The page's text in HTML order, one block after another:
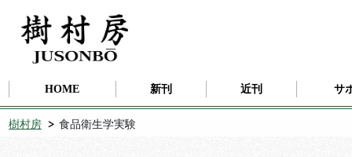
HOME 新刊 近刊 サ
樹村房 食品衛生学実験